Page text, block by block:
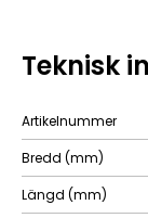
Teknisk
Artikelnummer
Bredd (mm)
Längd (mm)